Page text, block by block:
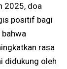
2025, doa
positif bagi
rasa
didukung oleh